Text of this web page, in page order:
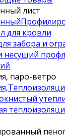
для кровли
забора и
несущий